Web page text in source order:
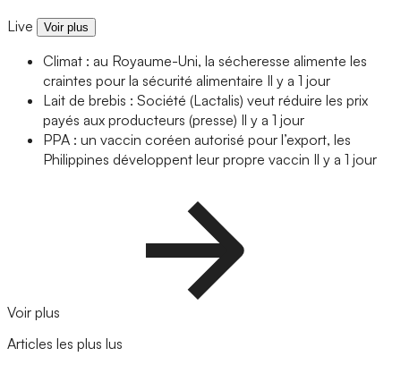
Live Voir plus
Climat : au Royaume-Uni, la sécheresse alimente les
craintes pour la sécurité alimentaire Il y a 1 jour
Lait de brebis : Société (Lactalis) veut réduire les prix
payés aux producteurs (presse) Il y a 1 jour
PPA : un vaccin coréen autorisé pour l’export, les
Philippines développent leur propre vaccin Il y a 1 jour
Voir plus
Articles les plus lus